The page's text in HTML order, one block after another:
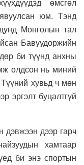
юм. Тэнд
Монголын тал
Бавуудоржийн
би түүнд анхны
олдсон нь миний
хувьд ч мөн
эргэлт буцалтгүй
дэвжээн дээр гарч
хамтаар
би энэ спортын